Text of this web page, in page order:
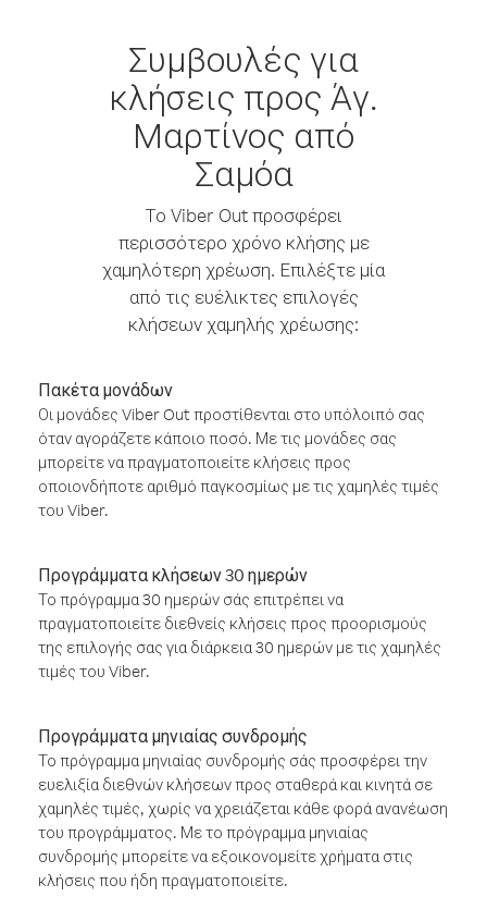
Συμβουλές για
κλήσεις προς Άγ.
Μαρτίνος από
Σαμόα
Το Viber Out προσφέρει
περισσότερο χρόνο κλήσης με
χαμηλότερη χρέωση. Επιλέξτε μία
από τις ευέλικτες επιλογές
κλήσεων χαμηλής χρέωσης:
Πακέτα μονάδων
Οι μονάδες Viber Out προστίθενται στο υπόλοιπό σας
όταν αγοράζετε κάποιο ποσό. Με τις μονάδες σας
μπορείτε να πραγματοποιείτε κλήσεις προς
οποιονδήποτε αριθμό παγκοσμίως με τις χαμηλές τιμές
του Viber.
Προγράμματα κλήσεων 30 ημερών
Το πρόγραμμα 30 ημερών σάς επιτρέπει να
πραγματοποιείτε διεθνείς κλήσεις προς προορισμούς
της επιλογής σας για διάρκεια 30 ημερών με τις χαμηλές
τιμές του Viber.
Προγράμματα μηνιαίας συνδρομής
Το πρόγραμμα μηνιαίας συνδρομής σάς προσφέρει την
ευελιξία διεθνών κλήσεων προς σταθερά και κινητά σε
χαμηλές τιμές, χωρίς να χρειάζεται κάθε φορά ανανέωση
του προγράμματος. Με το πρόγραμμα μηνιαίας
συνδρομής μπορείτε να εξοικονομείτε χρήματα στις
κλήσεις που ήδη πραγματοποιείτε.